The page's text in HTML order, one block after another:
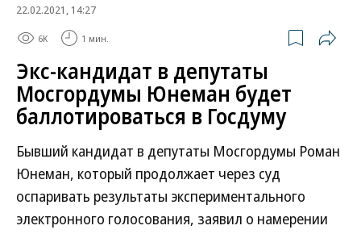
22.02.2021, 14:27
6K 1 мин.
Экс-кандидат в депутаты
Мосгордумы Юнеман будет
баллотироваться в Госдуму
Бывший кандидат в депутаты Мосгордумы Роман
Юнеман, который продолжает через суд
оспаривать результаты экспериментального
электронного голосования, заявил о намерении